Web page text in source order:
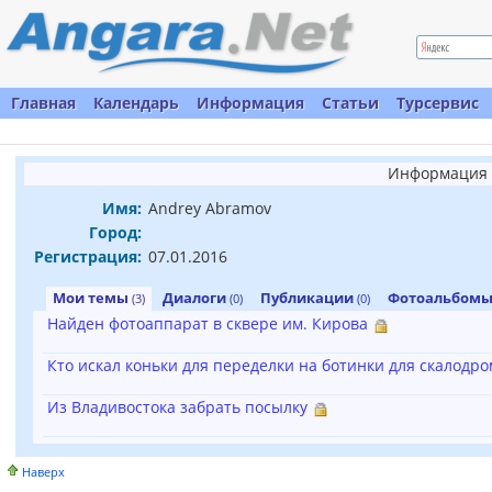
Главная Календарь Информация Статьи Турсервис
Информация
Имя: Andrey Abramov
Город:
Регистрация: 07.01.2016
Мои темы (3) Диалоги (0) Публикации (0)
Найден фотоаппарат в сквере им. Кирова
Кто искал коньки для переделки на ботинки для
Из Владивостока забрать посылку
Наверх